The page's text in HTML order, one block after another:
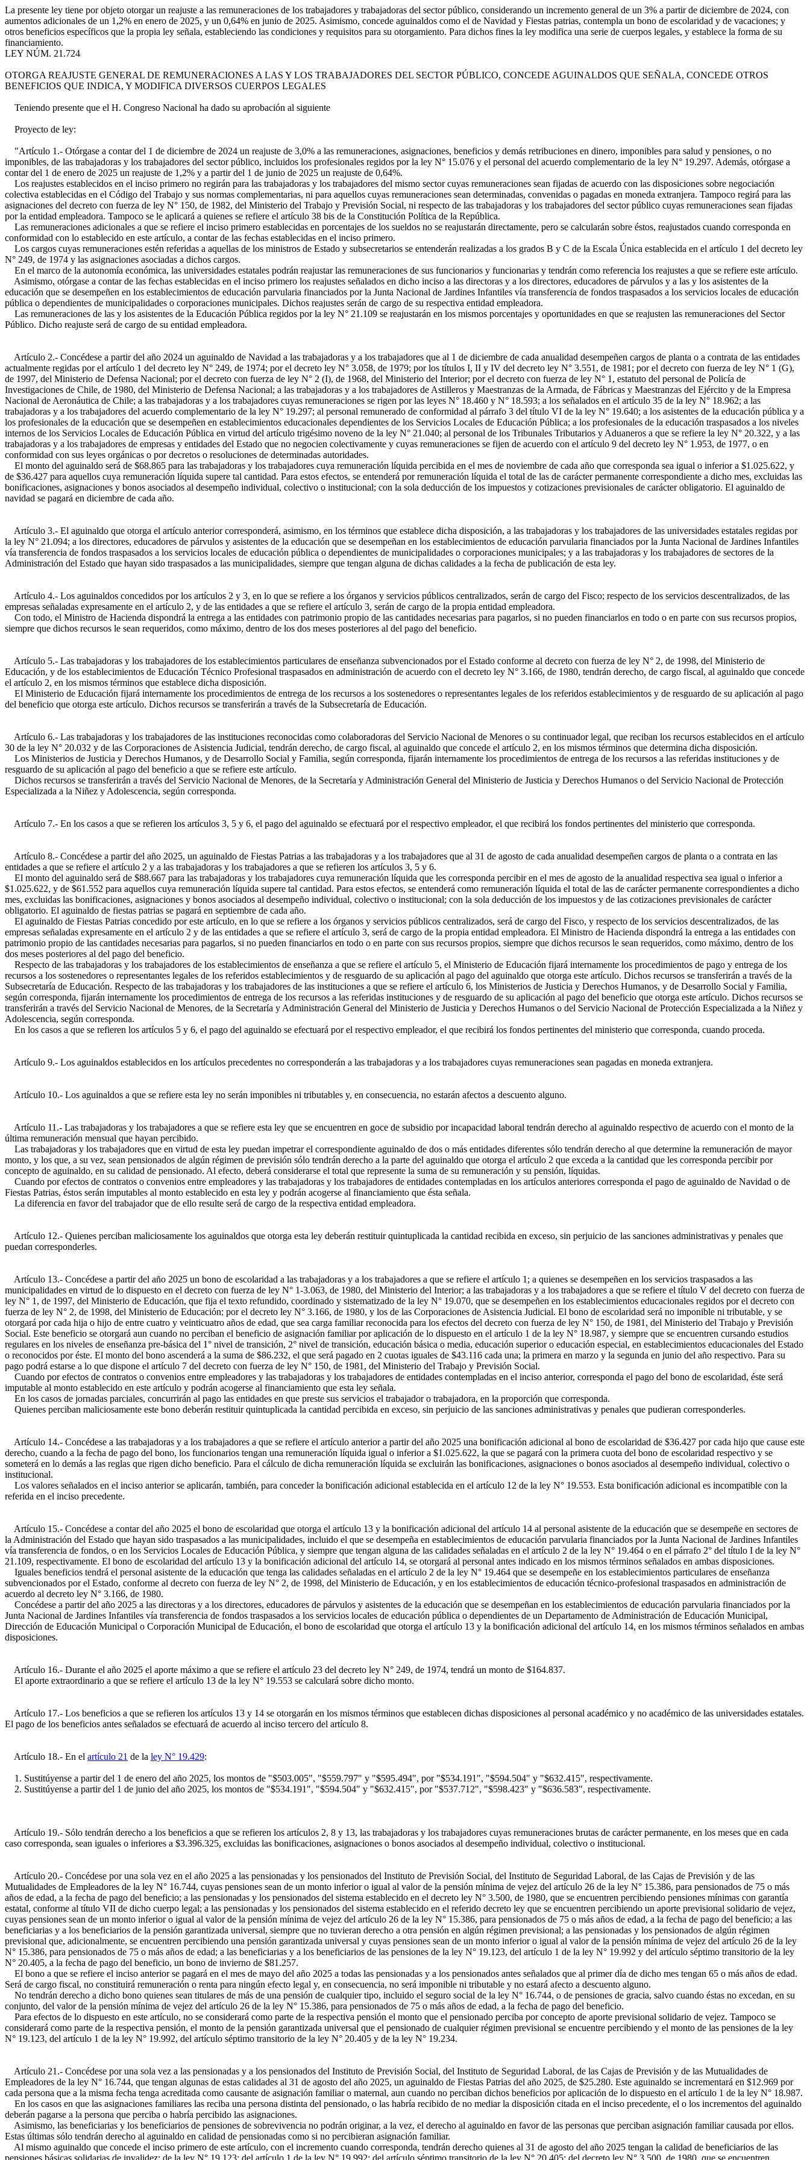
La presente ley tiene por objeto otorgar un reajuste a las remuneraciones de los trabajadores y trabajadoras del sector público, considerando un incremento general de un 3% a partir de diciembre de 2024, con
aumentos adicionales de un 1,2% en enero de 2025, y un 0,64% en junio de 2025. Asimismo, concede aguinaldos como el de Navidad y Fiestas patrias, contempla un bono de escolaridad y de vacaciones; y
otros beneficios específicos que la propia ley señala, estableciendo las condiciones y requisitos para su otorgamiento. Para dichos fines la ley modifica una serie de cuerpos legales, y establece la forma de su
financiamiento.
LEY NÚM. 21.724
OTORGA REAJUSTE GENERAL DE REMUNERACIONES A LAS Y LOS TRABAJADORES DEL SECTOR PÚBLICO, CONCEDE AGUINALDOS QUE SEÑALA, CONCEDE OTROS
BENEFICIOS QUE INDICA, Y MODIFICA DIVERSOS CUERPOS LEGALES
Teniendo presente que el H. Congreso Nacional ha dado su aprobación al siguiente
Proyecto de ley:
"Artículo 1.- Otórgase a contar del 1 de diciembre de 2024 un reajuste de 3,0% a las remuneraciones, asignaciones, beneficios y demás retribuciones en dinero, imponibles para salud y pensiones, o no
imponibles, de las trabajadoras y los trabajadores del sector público, incluidos los profesionales regidos por la ley N° 15.076 y el personal del acuerdo complementario de la ley N° 19.297. Además, otórgase a
contar del 1 de enero de 2025 un reajuste de 1,2% y a partir del 1 de junio de 2025 un reajuste de 0,64%.
Los reajustes establecidos en el inciso primero no regirán para las trabajadoras y los trabajadores del mismo sector cuyas remuneraciones sean fijadas de acuerdo con las disposiciones sobre negociación
colectiva establecidas en el Código del Trabajo y sus normas complementarias, ni para aquellos cuyas remuneraciones sean determinadas, convenidas o pagadas en moneda extranjera. Tampoco regirá para las
asignaciones del decreto con fuerza de ley N° 150, de 1982, del Ministerio del Trabajo y Previsión Social, ni respecto de las trabajadoras y los trabajadores del sector público cuyas remuneraciones sean fijadas
por la entidad empleadora. Tampoco se le aplicará a quienes se refiere el artículo 38 bis de la Constitución Política de la República.
Las remuneraciones adicionales a que se refiere el inciso primero establecidas en porcentajes de los sueldos no se reajustarán directamente, pero se calcularán sobre éstos, reajustados cuando corresponda en
conformidad con lo establecido en este artículo, a contar de las fechas establecidas en el inciso primero.
Los cargos cuyas remuneraciones estén referidas a aquellas de los ministros de Estado y subsecretarios se entenderán realizadas a los grados B y C de la Escala Única establecida en el artículo 1 del decreto ley
N° 249, de 1974 y las asignaciones asociadas a dichos cargos.
En el marco de la autonomía económica, las universidades estatales podrán reajustar las remuneraciones de sus funcionarios y funcionarias y tendrán como referencia los reajustes a que se refiere este artículo.
Asimismo, otórgase a contar de las fechas establecidas en el inciso primero los reajustes señalados en dicho inciso a las directoras y a los directores, educadores de párvulos y a las y los asistentes de la
educación que se desempeñen en los establecimientos de educación parvularia financiados por la Junta Nacional de Jardines Infantiles vía transferencia de fondos traspasados a los servicios locales de educación
pública o dependientes de municipalidades o corporaciones municipales. Dichos reajustes serán de cargo de su respectiva entidad empleadora.
Las remuneraciones de las y los asistentes de la Educación Pública regidos por la ley N° 21.109 se reajustarán en los mismos porcentajes y oportunidades en que se reajusten las remuneraciones del Sector
Público. Dicho reajuste será de cargo de su entidad empleadora.
Artículo 2.- Concédese a partir del año 2024 un aguinaldo de Navidad a las trabajadoras y a los trabajadores que al 1 de diciembre de cada anualidad desempeñen cargos de planta o a contrata de las entidades
actualmente regidas por el artículo 1 del decreto ley N° 249, de 1974; por el decreto ley N° 3.058, de 1979; por los títulos I, II y IV del decreto ley N° 3.551, de 1981; por el decreto con fuerza de ley N° 1 (G),
de 1997, del Ministerio de Defensa Nacional; por el decreto con fuerza de ley N° 2 (I), de 1968, del Ministerio del Interior; por el decreto con fuerza de ley N° 1, estatuto del personal de Policía de
Investigaciones de Chile, de 1980, del Ministerio de Defensa Nacional; a las trabajadoras y a los trabajadores de Astilleros y Maestranzas de la Armada, de Fábricas y Maestranzas del Ejército y de la Empresa
Nacional de Aeronáutica de Chile; a las trabajadoras y a los trabajadores cuyas remuneraciones se rigen por las leyes N° 18.460 y N° 18.593; a los señalados en el artículo 35 de la ley N° 18.962; a las
trabajadoras y a los trabajadores del acuerdo complementario de la ley N° 19.297; al personal remunerado de conformidad al párrafo 3 del título VI de la ley N° 19.640; a los asistentes de la educación pública y a
los profesionales de la educación que se desempeñen en establecimientos educacionales dependientes de los Servicios Locales de Educación Pública; a los profesionales de la educación traspasados a los niveles
internos de los Servicios Locales de Educación Pública en virtud del artículo trigésimo noveno de la ley N° 21.040; al personal de los Tribunales Tributarios y Aduaneros a que se refiere la ley N° 20.322, y a las
trabajadoras y a los trabajadores de empresas y entidades del Estado que no negocien colectivamente y cuyas remuneraciones se fijen de acuerdo con el artículo 9 del decreto ley N° 1.953, de 1977, o en
conformidad con sus leyes orgánicas o por decretos o resoluciones de determinadas autoridades.
El monto del aguinaldo será de $68.865 para las trabajadoras y los trabajadores cuya remuneración líquida percibida en el mes de noviembre de cada año que corresponda sea igual o inferior a $1.025.622, y
de $36.427 para aquellos cuya remuneración líquida supere tal cantidad. Para estos efectos, se entenderá por remuneración líquida el total de las de carácter permanente correspondiente a dicho mes, excluidas las
bonificaciones, asignaciones y bonos asociados al desempeño individual, colectivo o institucional; con la sola deducción de los impuestos y cotizaciones previsionales de carácter obligatorio. El aguinaldo de
navidad se pagará en diciembre de cada año.
Artículo 3.- El aguinaldo que otorga el artículo anterior corresponderá, asimismo, en los términos que establece dicha disposición, a las trabajadoras y los trabajadores de las universidades estatales regidas por
la ley N° 21.094; a los directores, educadores de párvulos y asistentes de la educación que se desempeñan en los establecimientos de educación parvularia financiados por la Junta Nacional de Jardines Infantiles
vía transferencia de fondos traspasados a los servicios locales de educación pública o dependientes de municipalidades o corporaciones municipales; y a las trabajadoras y los trabajadores de sectores de la
Administración del Estado que hayan sido traspasados a las municipalidades, siempre que tengan alguna de dichas calidades a la fecha de publicación de esta ley.
Artículo 4.- Los aguinaldos concedidos por los artículos 2 y 3, en lo que se refiere a los órganos y servicios públicos centralizados, serán de cargo del Fisco; respecto de los servicios descentralizados, de las
empresas señaladas expresamente en el artículo 2, y de las entidades a que se refiere el artículo 3, serán de cargo de la propia entidad empleadora.
Con todo, el Ministro de Hacienda dispondrá la entrega a las entidades con patrimonio propio de las cantidades necesarias para pagarlos, si no pueden financiarlos en todo o en parte con sus recursos propios,
siempre que dichos recursos le sean requeridos, como máximo, dentro de los dos meses posteriores al del pago del beneficio.
Artículo 5.- Las trabajadoras y los trabajadores de los establecimientos particulares de enseñanza subvencionados por el Estado conforme al decreto con fuerza de ley N° 2, de 1998, del Ministerio de
Educación, y de los establecimientos de Educación Técnico Profesional traspasados en administración de acuerdo con el decreto ley N° 3.166, de 1980, tendrán derecho, de cargo fiscal, al aguinaldo que concede
el artículo 2, en los mismos términos que establece dicha disposición.
El Ministerio de Educación fijará internamente los procedimientos de entrega de los recursos a los sostenedores o representantes legales de los referidos establecimientos y de resguardo de su aplicación al pago
del beneficio que otorga este artículo. Dichos recursos se transferirán a través de la Subsecretaría de Educación.
Artículo 6.- Las trabajadoras y los trabajadores de las instituciones reconocidas como colaboradoras del Servicio Nacional de Menores o su continuador legal, que reciban los recursos establecidos en el artículo
30 de la ley N° 20.032 y de las Corporaciones de Asistencia Judicial, tendrán derecho, de cargo fiscal, al aguinaldo que concede el artículo 2, en los mismos términos que determina dicha disposición.
Los Ministerios de Justicia y Derechos Humanos, y de Desarrollo Social y Familia, según corresponda, fijarán internamente los procedimientos de entrega de los recursos a las referidas instituciones y de
resguardo de su aplicación al pago del beneficio a que se refiere este artículo.
Dichos recursos se transferirán a través del Servicio Nacional de Menores, de la Secretaría y Administración General del Ministerio de Justicia y Derechos Humanos o del Servicio Nacional de Protección
Especializada a la Niñez y Adolescencia, según corresponda.
Artículo 7.- En los casos a que se refieren los artículos 3, 5 y 6, el pago del aguinaldo se efectuará por el respectivo empleador, el que recibirá los fondos pertinentes del ministerio que corresponda.
Artículo 8.- Concédese a partir del año 2025, un aguinaldo de Fiestas Patrias a las trabajadoras y a los trabajadores que al 31 de agosto de cada anualidad desempeñen cargos de planta o a contrata en las
entidades a que se refiere el artículo 2 y a las trabajadoras y los trabajadores a que se refieren los artículos 3, 5 y 6.
El monto del aguinaldo será de $88.667 para las trabajadoras y los trabajadores cuya remuneración líquida que les corresponda percibir en el mes de agosto de la anualidad respectiva sea igual o inferior a
$1.025.622, y de $61.552 para aquellos cuya remuneración líquida supere tal cantidad. Para estos efectos, se entenderá como remuneración líquida el total de las de carácter permanente correspondientes a dicho
mes, excluidas las bonificaciones, asignaciones y bonos asociados al desempeño individual, colectivo o institucional; con la sola deducción de los impuestos y de las cotizaciones previsionales de carácter
obligatorio. El aguinaldo de fiestas patrias se pagará en septiembre de cada año.
El aguinaldo de Fiestas Patrias concedido por este artículo, en lo que se refiere a los órganos y servicios públicos centralizados, será de cargo del Fisco, y respecto de los servicios descentralizados, de las
empresas señaladas expresamente en el artículo 2 y de las entidades a que se refiere el artículo 3, será de cargo de la propia entidad empleadora. El Ministro de Hacienda dispondrá la entrega a las entidades con
patrimonio propio de las cantidades necesarias para pagarlos, si no pueden financiarlos en todo o en parte con sus recursos propios, siempre que dichos recursos le sean requeridos, como máximo, dentro de los
dos meses posteriores al del pago del beneficio.
Respecto de las trabajadoras y los trabajadores de los establecimientos de enseñanza a que se refiere el artículo 5, el Ministerio de Educación fijará internamente los procedimientos de pago y entrega de los
recursos a los sostenedores o representantes legales de los referidos establecimientos y de resguardo de su aplicación al pago del aguinaldo que otorga este artículo. Dichos recursos se transferirán a través de la
Subsecretaría de Educación. Respecto de las trabajadoras y los trabajadores de las instituciones a que se refiere el artículo 6, los Ministerios de Justicia y Derechos Humanos, y de Desarrollo Social y Familia,
según corresponda, fijarán internamente los procedimientos de entrega de los recursos a las referidas instituciones y de resguardo de su aplicación al pago del beneficio que otorga este artículo. Dichos recursos se
transferirán a través del Servicio Nacional de Menores, de la Secretaría y Administración General del Ministerio de Justicia y Derechos Humanos o del Servicio Nacional de Protección Especializada a la Niñez y
Adolescencia, según corresponda.
En los casos a que se refieren los artículos 5 y 6, el pago del aguinaldo se efectuará por el respectivo empleador, el que recibirá los fondos pertinentes del ministerio que corresponda, cuando proceda.
Artículo 9.- Los aguinaldos establecidos en los artículos precedentes no corresponderán a las trabajadoras y a los trabajadores cuyas remuneraciones sean pagadas en moneda extranjera.
Artículo 10.- Los aguinaldos a que se refiere esta ley no serán imponibles ni tributables y, en consecuencia, no estarán afectos a descuento alguno.
Artículo 11.- Las trabajadoras y los trabajadores a que se refiere esta ley que se encuentren en goce de subsidio por incapacidad laboral tendrán derecho al aguinaldo respectivo de acuerdo con el monto de la
última remuneración mensual que hayan percibido.
Las trabajadoras y los trabajadores que en virtud de esta ley puedan impetrar el correspondiente aguinaldo de dos o más entidades diferentes sólo tendrán derecho al que determine la remuneración de mayor
monto, y los que, a su vez, sean pensionados de algún régimen de previsión sólo tendrán derecho a la parte del aguinaldo que otorga el artículo 2 que exceda a la cantidad que les corresponda percibir por
concepto de aguinaldo, en su calidad de pensionado. Al efecto, deberá considerarse el total que represente la suma de su remuneración y su pensión, líquidas.
Cuando por efectos de contratos o convenios entre empleadores y las trabajadoras y los trabajadores de entidades contempladas en los artículos anteriores corresponda el pago de aguinaldo de Navidad o de
Fiestas Patrias, éstos serán imputables al monto establecido en esta ley y podrán acogerse al financiamiento que ésta señala.
La diferencia en favor del trabajador que de ello resulte será de cargo de la respectiva entidad empleadora.
Artículo 12.- Quienes perciban maliciosamente los aguinaldos que otorga esta ley deberán restituir quintuplicada la cantidad recibida en exceso, sin perjuicio de las sanciones administrativas y penales que
puedan corresponderles.
Artículo 13.- Concédese a partir del año 2025 un bono de escolaridad a las trabajadoras y a los trabajadores a que se refiere el artículo 1; a quienes se desempeñen en los servicios traspasados a las
municipalidades en virtud de lo dispuesto en el decreto con fuerza de ley N° 1-3.063, de 1980, del Ministerio del Interior; a las trabajadoras y a los trabajadores a que se refiere el título V del decreto con fuerza de
ley N° 1, de 1997, del Ministerio de Educación, que fija el texto refundido, coordinado y sistematizado de la ley N° 19.070, que se desempeñen en los establecimientos educacionales regidos por el decreto con
fuerza de ley N° 2, de 1998, del Ministerio de Educación; por el decreto ley N° 3.166, de 1980, y los de las Corporaciones de Asistencia Judicial. El bono de escolaridad será no imponible ni tributable, y se
otorgará por cada hija o hijo de entre cuatro y veinticuatro años de edad, que sea carga familiar reconocida para los efectos del decreto con fuerza de ley N° 150, de 1981, del Ministerio del Trabajo y Previsión
Social. Este beneficio se otorgará aun cuando no perciban el beneficio de asignación familiar por aplicación de lo dispuesto en el artículo 1 de la ley N° 18.987, y siempre que se encuentren cursando estudios
regulares en los niveles de enseñanza pre-básica del 1° nivel de transición, 2° nivel de transición, educación básica o media, educación superior o educación especial, en establecimientos educacionales del Estado
o reconocidos por éste. El monto del bono ascenderá a la suma de $86.232, el que será pagado en 2 cuotas iguales de $43.116 cada una; la primera en marzo y la segunda en junio del año respectivo. Para su
pago podrá estarse a lo que dispone el artículo 7 del decreto con fuerza de ley N° 150, de 1981, del Ministerio del Trabajo y Previsión Social.
Cuando por efectos de contratos o convenios entre empleadores y las trabajadoras y los trabajadores de entidades contempladas en el inciso anterior, corresponda el pago del bono de escolaridad, éste será
imputable al monto establecido en este artículo y podrán acogerse al financiamiento que esta ley señala.
En los casos de jornadas parciales, concurrirán al pago las entidades en que preste sus servicios el trabajador o trabajadora, en la proporción que corresponda.
Quienes perciban maliciosamente este bono deberán restituir quintuplicada la cantidad percibida en exceso, sin perjuicio de las sanciones administrativas y penales que pudieran corresponderles.
Artículo 14.- Concédese a las trabajadoras y a los trabajadores a que se refiere el artículo anterior a partir del año 2025 una bonificación adicional al bono de escolaridad de $36.427 por cada hijo que cause este
derecho, cuando a la fecha de pago del bono, los funcionarios tengan una remuneración líquida igual o inferior a $1.025.622, la que se pagará con la primera cuota del bono de escolaridad respectivo y se
someterá en lo demás a las reglas que rigen dicho beneficio. Para el cálculo de dicha remuneración líquida se excluirán las bonificaciones, asignaciones o bonos asociados al desempeño individual, colectivo o
institucional.
Los valores señalados en el inciso anterior se aplicarán, también, para conceder la bonificación adicional establecida en el artículo 12 de la ley N° 19.553. Esta bonificación adicional es incompatible con la
referida en el inciso precedente.
Artículo 15.- Concédese a contar del año 2025 el bono de escolaridad que otorga el artículo 13 y la bonificación adicional del artículo 14 al personal asistente de la educación que se desempeñe en sectores de
la Administración del Estado que hayan sido traspasados a las municipalidades, incluido el que se desempeña en establecimientos de educación parvularia financiados por la Junta Nacional de Jardines Infantiles
vía transferencia de fondos, o en los Servicios Locales de Educación Pública, y siempre que tengan alguna de las calidades señaladas en el artículo 2 de la ley N° 19.464 o en el párrafo 2° del título I de la ley N°
21.109, respectivamente. El bono de escolaridad del artículo 13 y la bonificación adicional del artículo 14, se otorgará al personal antes indicado en los mismos términos señalados en ambas disposiciones.
Iguales beneficios tendrá el personal asistente de la educación que tenga las calidades señaladas en el artículo 2 de la ley N° 19.464 que se desempeñe en los establecimientos particulares de enseñanza
subvencionados por el Estado, conforme al decreto con fuerza de ley N° 2, de 1998, del Ministerio de Educación, y en los establecimientos de educación técnico-profesional traspasados en administración de
acuerdo al decreto ley N° 3.166, de 1980.
Concédese a partir del año 2025 a las directoras y a los directores, educadores de párvulos y asistentes de la educación que se desempeñan en los establecimientos de educación parvularia financiados por la
Junta Nacional de Jardines Infantiles vía transferencia de fondos traspasados a los servicios locales de educación pública o dependientes de un Departamento de Administración de Educación Municipal,
Dirección de Educación Municipal o Corporación Municipal de Educación, el bono de escolaridad que otorga el artículo 13 y la bonificación adicional del artículo 14, en los mismos términos señalados en ambas
disposiciones.
Artículo 16.- Durante el año 2025 el aporte máximo a que se refiere el artículo 23 del decreto ley N° 249, de 1974, tendrá un monto de $164.837.
El aporte extraordinario a que se refiere el artículo 13 de la ley N° 19.553 se calculará sobre dicho monto.
Artículo 17.- Los beneficios a que se refieren los artículos 13 y 14 se otorgarán en los mismos términos que establecen dichas disposiciones al personal académico y no académico de las universidades estatales.
El pago de los beneficios antes señalados se efectuará de acuerdo al inciso tercero del artículo 8.
Artículo 18.- En el artículo 21 de la ley N° 19.429:
1. Sustitúyense a partir del 1 de enero del año 2025, los montos de "$503.005", "$559.797" y "$595.494", por "$534.191", "$594.504" y "$632.415", respectivamente.
2. Sustitúyense a partir del 1 de junio del año 2025, los montos de "$534.191", "$594.504" y "$632.415", por "$537.712", "$598.423" y "$636.583", respectivamente.
Artículo 19.- Sólo tendrán derecho a los beneficios a que se refieren los artículos 2, 8 y 13, las trabajadoras y los trabajadores cuyas remuneraciones brutas de carácter permanente, en los meses que en cada
caso corresponda, sean iguales o inferiores a $3.396.325, excluidas las bonificaciones, asignaciones o bonos asociados al desempeño individual, colectivo o institucional.
Artículo 20.- Concédese por una sola vez en el año 2025 a las pensionadas y los pensionados del Instituto de Previsión Social, del Instituto de Seguridad Laboral, de las Cajas de Previsión y de las
Mutualidades de Empleadores de la ley N° 16.744, cuyas pensiones sean de un monto inferior o igual al valor de la pensión mínima de vejez del artículo 26 de la ley N° 15.386, para pensionados de 75 o más
años de edad, a la fecha de pago del beneficio; a las pensionadas y los pensionados del sistema establecido en el decreto ley N° 3.500, de 1980, que se encuentren percibiendo pensiones mínimas con garantía
estatal, conforme al título VII de dicho cuerpo legal; a las pensionadas y los pensionados del sistema establecido en el referido decreto ley que se encuentren percibiendo un aporte previsional solidario de vejez,
cuyas pensiones sean de un monto inferior o igual al valor de la pensión mínima de vejez del artículo 26 de la ley N° 15.386, para pensionados de 75 o más años de edad, a la fecha de pago del beneficio; a las
beneficiarias y a los beneficiarios de la pensión garantizada universal, siempre que no tuvieran derecho a otra pensión en algún régimen previsional; a las pensionadas y los pensionados de algún régimen
previsional que, adicionalmente, se encuentren percibiendo una pensión garantizada universal y cuyas pensiones sean de un monto inferior o igual al valor de la pensión mínima de vejez del artículo 26 de la ley
N° 15.386, para pensionados de 75 o más años de edad; a las beneficiarias y a los beneficiarios de las pensiones de la ley N° 19.123, del artículo 1 de la ley N° 19.992 y del artículo séptimo transitorio de la ley
N° 20.405, a la fecha de pago del beneficio, un bono de invierno de $81.257.
El bono a que se refiere el inciso anterior se pagará en el mes de mayo del año 2025 a todas las pensionadas y a los pensionados antes señalados que al primer día de dicho mes tengan 65 o más años de edad.
Será de cargo fiscal, no constituirá remuneración o renta para ningún efecto legal y, en consecuencia, no será imponible ni tributable y no estará afecto a descuento alguno.
No tendrán derecho a dicho bono quienes sean titulares de más de una pensión de cualquier tipo, incluido el seguro social de la ley N° 16.744, o de pensiones de gracia, salvo cuando éstas no excedan, en su
conjunto, del valor de la pensión mínima de vejez del artículo 26 de la ley N° 15.386, para pensionados de 75 o más años de edad, a la fecha de pago del beneficio.
Para efectos de lo dispuesto en este artículo, no se considerará como parte de la respectiva pensión el monto que el pensionado perciba por concepto de aporte previsional solidario de vejez. Tampoco se
considerará como parte de la respectiva pensión, el monto de la pensión garantizada universal que el pensionado de cualquier régimen previsional se encuentre percibiendo y el monto de las pensiones de la ley
N° 19.123, del artículo 1 de la ley N° 19.992, del artículo séptimo transitorio de la ley N° 20.405 y de la ley N° 19.234.
Artículo 21.- Concédese por una sola vez a las pensionadas y a los pensionados del Instituto de Previsión Social, del Instituto de Seguridad Laboral, de las Cajas de Previsión y de las Mutualidades de
Empleadores de la ley N° 16.744, que tengan algunas de estas calidades al 31 de agosto del año 2025, un aguinaldo de Fiestas Patrias del año 2025, de $25.280. Este aguinaldo se incrementará en $12.969 por
cada persona que a la misma fecha tenga acreditada como causante de asignación familiar o maternal, aun cuando no perciban dichos beneficios por aplicación de lo dispuesto en el artículo 1 de la ley N° 18.987.
En los casos en que las asignaciones familiares las reciba una persona distinta del pensionado, o las habría recibido de no mediar la disposición citada en el inciso precedente, el o los incrementos del aguinaldo
deberán pagarse a la persona que perciba o habría percibido las asignaciones.
Asimismo, las beneficiarias y los beneficiarios de pensiones de sobrevivencia no podrán originar, a la vez, el derecho al aguinaldo en favor de las personas que perciban asignación familiar causada por ellos.
Estas últimas sólo tendrán derecho al aguinaldo en calidad de pensionadas como si no percibieran asignación familiar.
Al mismo aguinaldo que concede el inciso primero de este artículo, con el incremento cuando corresponda, tendrán derecho quienes al 31 de agosto del año 2025 tengan la calidad de beneficiarios de las
pensiones básicas solidarias de invalidez; de la ley N° 19.123; del artículo 1 de la ley N° 19.992; del artículo séptimo transitorio de la ley N° 20.405; del decreto ley N° 3.500, de 1980, que se encuentren